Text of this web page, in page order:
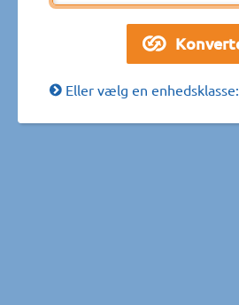
Eller vælg en enhedsklasse: